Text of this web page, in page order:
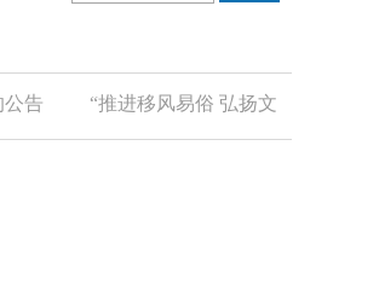
“推进移风易俗 弘扬文明新风”倡议书